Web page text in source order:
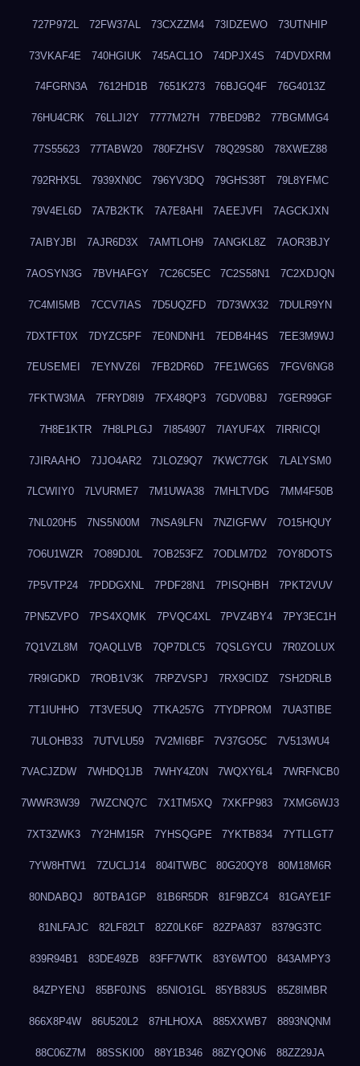
727P972L 72FW37AL 73CXZZM4 73IDZEWO 73UTNHIP
73VKAF4E 740HGIUK 745ACL1O 74DPJX4S 74DVDXRM
74FGRN3A 7612HD1B 7651K273 76BJGQ4F 76G4013Z
76HU4CRK 76LLJI2Y 7777M27H 77BED9B2 77BGMMG4
77S55623 77TABW20 780FZHSV 78Q29S80 78XWEZ88
792RHX5L 7939XN0C 796YV3DQ 79GHS38T 79L8YFMC
79V4EL6D 7A7B2KTK 7A7E8AHI 7AEEJVFI 7AGCKJXN
7AIBYJBI 7AJR6D3X 7AMTLOH9 7ANGKL8Z 7AOR3BJY
7AOSYN3G 7BVHAFGY 7C26C5EC 7C2S58N1 7C2XDJQN
7C4MI5MB 7CCV7IAS 7D5UQZFD 7D73WX32 7DULR9YN
7DXTFT0X 7DYZC5PF 7E0NDNH1 7EDB4H4S 7EE3M9WJ
7EUSEMEI 7EYNVZ6I 7FB2DR6D 7FE1WG6S 7FGV6NG8
7FKTW3MA 7FRYD8I9 7FX48QP3 7GDV0B8J 7GER99GF
7H8E1KTR 7H8LPLGJ 7I854907 7IAYUF4X 7IRRICQI
7JIRAAHO 7JJO4AR2 7JLOZ9Q7 7KWC77GK 7LALYSM0
7LCWIIY0 7LVURME7 7M1UWA38 7MHLTVDG 7MM4F50B
7NL020H5 7NS5N00M 7NSA9LFN 7NZIGFWV 7O15HQUY
7O6U1WZR 7O89DJ0L 7OB253FZ 7ODLM7D2 7OY8DOTS
7P5VTP24 7PDDGXNL 7PDF28N1 7PISQHBH 7PKT2VUV
7PN5ZVPO 7PS4XQMK 7PVQC4XL 7PVZ4BY4 7PY3EC1H
7Q1VZL8M 7QAQLLVB 7QP7DLC5 7QSLGYCU 7R0ZOLUX
7R9IGDKD 7ROB1V3K 7RPZVSPJ 7RX9CIDZ 7SH2DRLB
7T1IUHHO 7T3VE5UQ 7TKA257G 7TYDPROM 7UA3TIBE
7ULOHB33 7UTVLU59 7V2MI6BF 7V37GO5C 7V513WU4
7VACJZDW 7WHDQ1JB 7WHY4Z0N 7WQXY6L4 7WRFNCB0
7WWR3W39 7WZCNQ7C 7X1TM5XQ 7XKFP983 7XMG6WJ3
7XT3ZWK3 7Y2HM15R 7YHSQGPE 7YKTB834 7YTLLGT7
7YW8HTW1 7ZUCLJ14 804ITWBC 80G20QY8 80M18M6R
80NDABQJ 80TBA1GP 81B6R5DR 81F9BZC4 81GAYE1F
81NLFAJC 82LF82LT 82Z0LK6F 82ZPA837 8379G3TC
839R94B1 83DE49ZB 83FF7WTK 83Y6WTO0 843AMPY3
84ZPYENJ 85BF0JNS 85NIO1GL 85YB83US 85Z8IMBR
866X8P4W 86U520L2 87HLHOXA 885XXWB7 8893NQNM
88C06Z7M 88SSKI00 88Y1B346 88ZYQON6 88ZZ29JA